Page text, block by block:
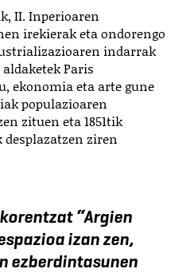
II. Inperioaren
irekierak eta ondorengo
indarrak
Paris
ekonomia eta arte gune
populazioaren
zituen eta 1851tik
ziren
“Argien
izan zen,
ezberdintasunen